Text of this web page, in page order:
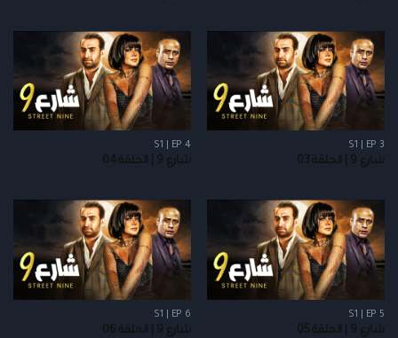
S1 | EP 3
شارع 9 | الحلقة 03
S1 | EP 4
شارع 9 | الحلقة 04
S1 | EP 5
شارع 9 | الحلقة 05
S1 | EP 6
شارع 9 | الحلقة 06